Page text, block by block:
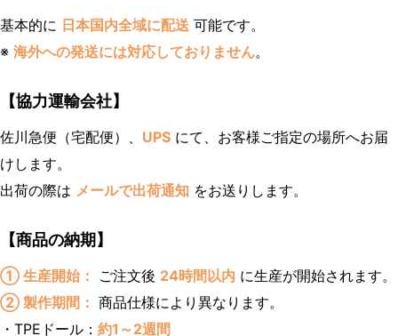
基本的に 日本国内全域に配送 可能です。
※ 海外への発送には対応しておりません。
【協力運輸会社】
佐川急便（宅配便）、 UPS にて、お客様ご指定の場所へお届
けします。
出荷の際は メールで出荷通知 をお送りします。
【商品の納期】
① 生産開始： ご注文後 24時間以内 に生産が開始されます。
② 製作期間： 商品仕様により異なります。
・TPEドール： 約1～2週間